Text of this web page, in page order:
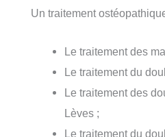
Un traitement
Le traitement des
Le traitement du
Le traitement des
Lèves ;
Le traitement du